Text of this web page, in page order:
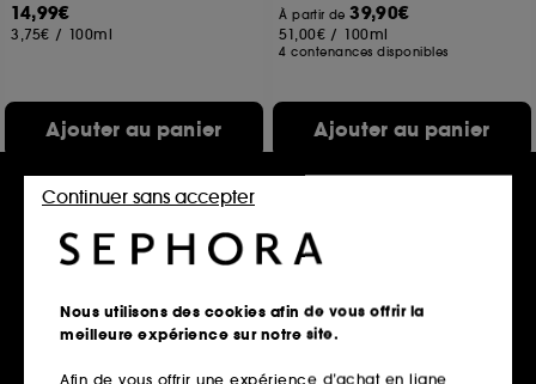
14,99€
3,75€ / 100ml
Ajouter au panier
À partir de39,90€
51,00€ / 100ml
4 contenances disponibles
Ajouter au panier
Nous utilisons des cookies afin de vous offrir la
meilleure expérience sur notre site.
Afin de vous offrir une expérience d’achat en ligne
Continuer sans accepter